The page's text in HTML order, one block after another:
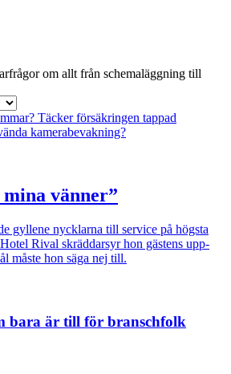
om allt från schemaläggning till
Täcker försäkringen tappad
kamerabevakning?
vänner”
gyllene nycklarna till service på högsta
Rival skräddarsyr hon gästens upp­
måste hon säga nej till.
bara är till för branschfolk